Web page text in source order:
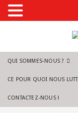
QUI SOMMES-NOUS ?
CE POUR QUOI NOUS
CONTACTEZ-NOUS !